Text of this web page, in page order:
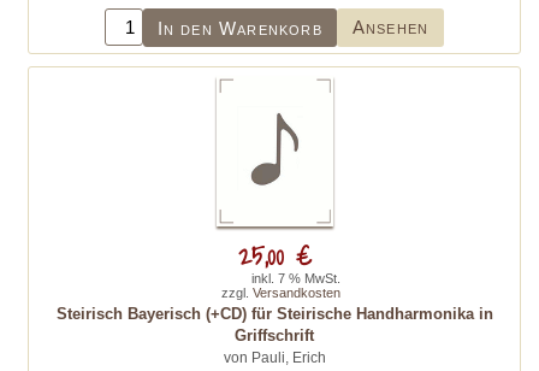
In den Warenkorb Ansehen
Steirisch Bayerisch (+CD) für Steirische Handharmonika in
Griffschrift
von Pauli, Erich
25,00 €
inkl. 7 % MwSt.
zzgl. Versandkosten